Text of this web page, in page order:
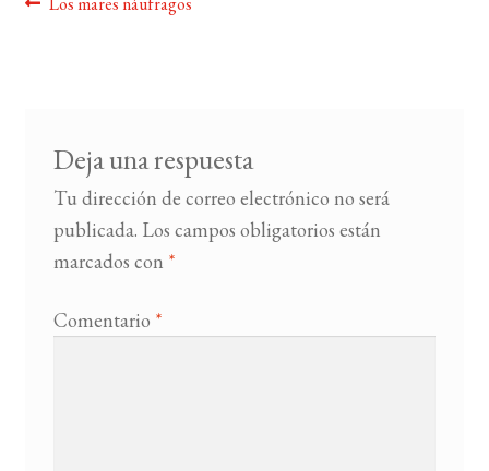
Navegación
Deja una respuesta
Tu dirección de correo electrónico no será
publicada. Los campos obligatorios están
marcados con *
Comentario *